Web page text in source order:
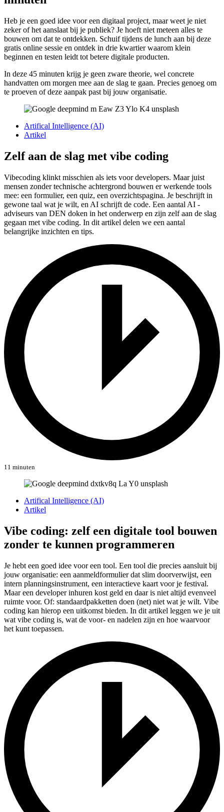
Heb je een goed idee voor een digitaal project, maar weet je niet
zeker of het aanslaat bij je publiek? Je hoeft niet meteen alles te
bouwen om dat te ontdekken. Schuif tijdens de lunch aan bij deze
gratis online sessie en ontdek in drie kwartier waarom klein
beginnen en testen leidt tot betere digitale producten.
In deze 45 minuten krijg je geen zware theorie, wel concrete
handvatten om morgen mee aan de slag te gaan. Precies genoeg om
te proeven of deze aanpak past bij jouw organisatie.
Artifical Intelligence (AI)
Artikel
Zelf aan de slag met vibe coding
Vibecoding klinkt misschien als iets voor developers. Maar juist
mensen zonder technische achtergrond bouwen er werkende tools
mee: een formulier, een quiz, een overzichtspagina. Je beschrijft in
gewone taal wat je wilt, en AI schrijft de code. Een aantal AI -
adviseurs van DEN doken in het onderwerp en zijn zelf aan de slag
gegaan met vibe coding. In dit artikel delen we een aantal
belangrijke inzichten en tips.
11 minuten
Artifical Intelligence (AI)
Artikel
Vibe coding: zelf een digitale tool bouwen
zonder te kunnen programmeren
Je hebt een goed idee voor een tool. Een tool die precies aansluit bij
jouw organisatie: een aanmeldformulier dat slim doorverwijst, een
intern planningsinstrument, een interactieve kaart voor je festival.
Maar een developer inhuren kost geld en daar is niet altijd evenveel
ruimte voor. Of: standaardpakketten doen (net) niet wat je wilt. Vibe
coding kan hierop een uitkomst bieden. In dit artikel leggen we je uit
wat vibe coding is, wat de voor- en nadelen zijn en hoe waarvoor
het kunt toepassen.